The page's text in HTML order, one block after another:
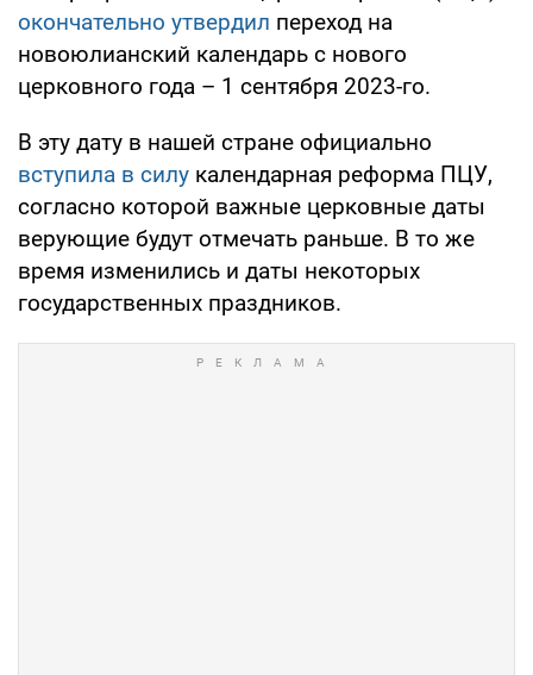
окончательно утвердил переход на
новоюлианский календарь с нового
церковного года – 1 сентября 2023-го.
В эту дату в нашей стране официально
вступила в силу календарная реформа ПЦУ,
согласно которой важные церковные даты
верующие будут отмечать раньше. В то же
время изменились и даты некоторых
государственных праздников.